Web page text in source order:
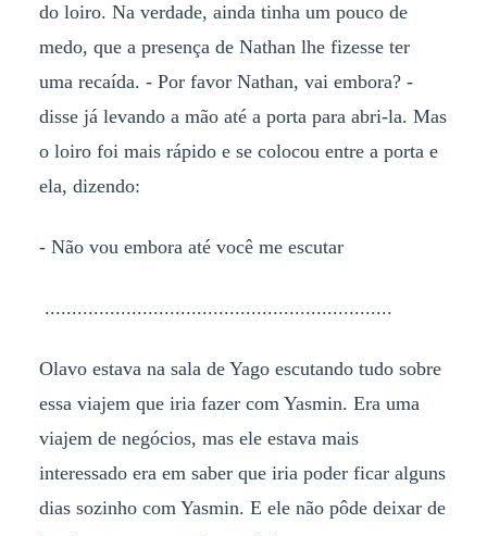
do loiro. Na verdade, ainda tinha um pouco de
medo, que a presença de Nathan lhe fizesse ter
uma recaída. - Por favor Nathan, vai embora? -
disse já levando a mão até a porta para abri-la. Mas
o loiro foi mais rápido e se colocou entre a porta e
ela, dizendo:
- Não vou embora até você me escutar
................................................................
Olavo estava na sala de Yago escutando tudo sobre
essa viajem que iria fazer com Yasmin. Era uma
viajem de negócios, mas ele estava mais
interessado era em saber que iria poder ficar alguns
dias sozinho com Yasmin. E ele não pôde deixar de